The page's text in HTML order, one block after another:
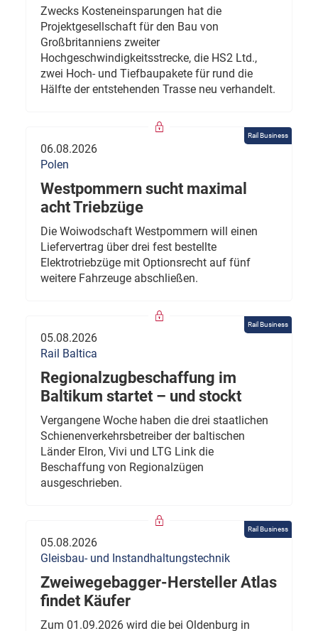
Zwecks Kosteneinsparungen hat die
Projektgesellschaft für den Bau von
Großbritanniens zweiter
Hochgeschwindigkeitsstrecke, die HS2 Ltd.,
zwei Hoch- und Tiefbaupakete für rund die
Hälfte der entstehenden Trasse neu verhandelt.
Rail Business
06.08.2026
Polen
Westpommern sucht maximal
acht Triebzüge
Die Woiwodschaft Westpommern will einen
Liefervertrag über drei fest bestellte
Elektrotriebzüge mit Optionsrecht auf fünf
weitere Fahrzeuge abschließen.
Rail Business
05.08.2026
Rail Baltica
Regionalzugbeschaffung im
Baltikum startet – und stockt
Vergangene Woche haben die drei staatlichen
Schienenverkehrsbetreiber der baltischen
Länder Elron, Vivi und LTG Link die
Beschaffung von Regionalzügen
ausgeschrieben.
Rail Business
05.08.2026
Gleisbau- und Instandhaltungstechnik
Zweiwegebagger-Hersteller Atlas
findet Käufer
Zum 01.09.2026 wird die bei Oldenburg in